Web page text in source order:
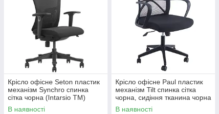
Крісло офісне Seton пластик
механізм Synchro спинка
сітка чорна (Intarsio ТМ)
В наявності
Крісло офісне Paul пластик
механізм Tilt спинка сітка
чорна, сидіння тканина чорна
(Intarsio ТМ)
В наявності